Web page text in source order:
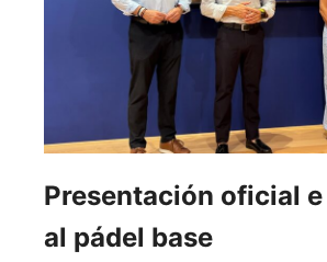
Presentación oficial
al pádel base